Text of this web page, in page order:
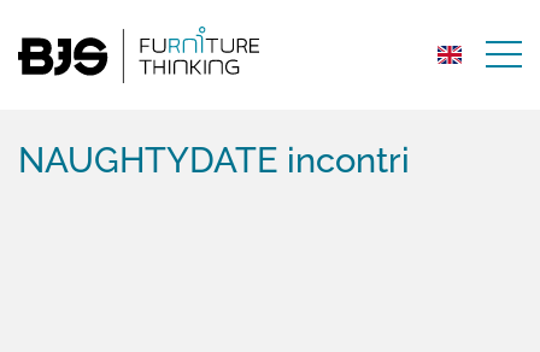
NAUGHTYDATE incontri